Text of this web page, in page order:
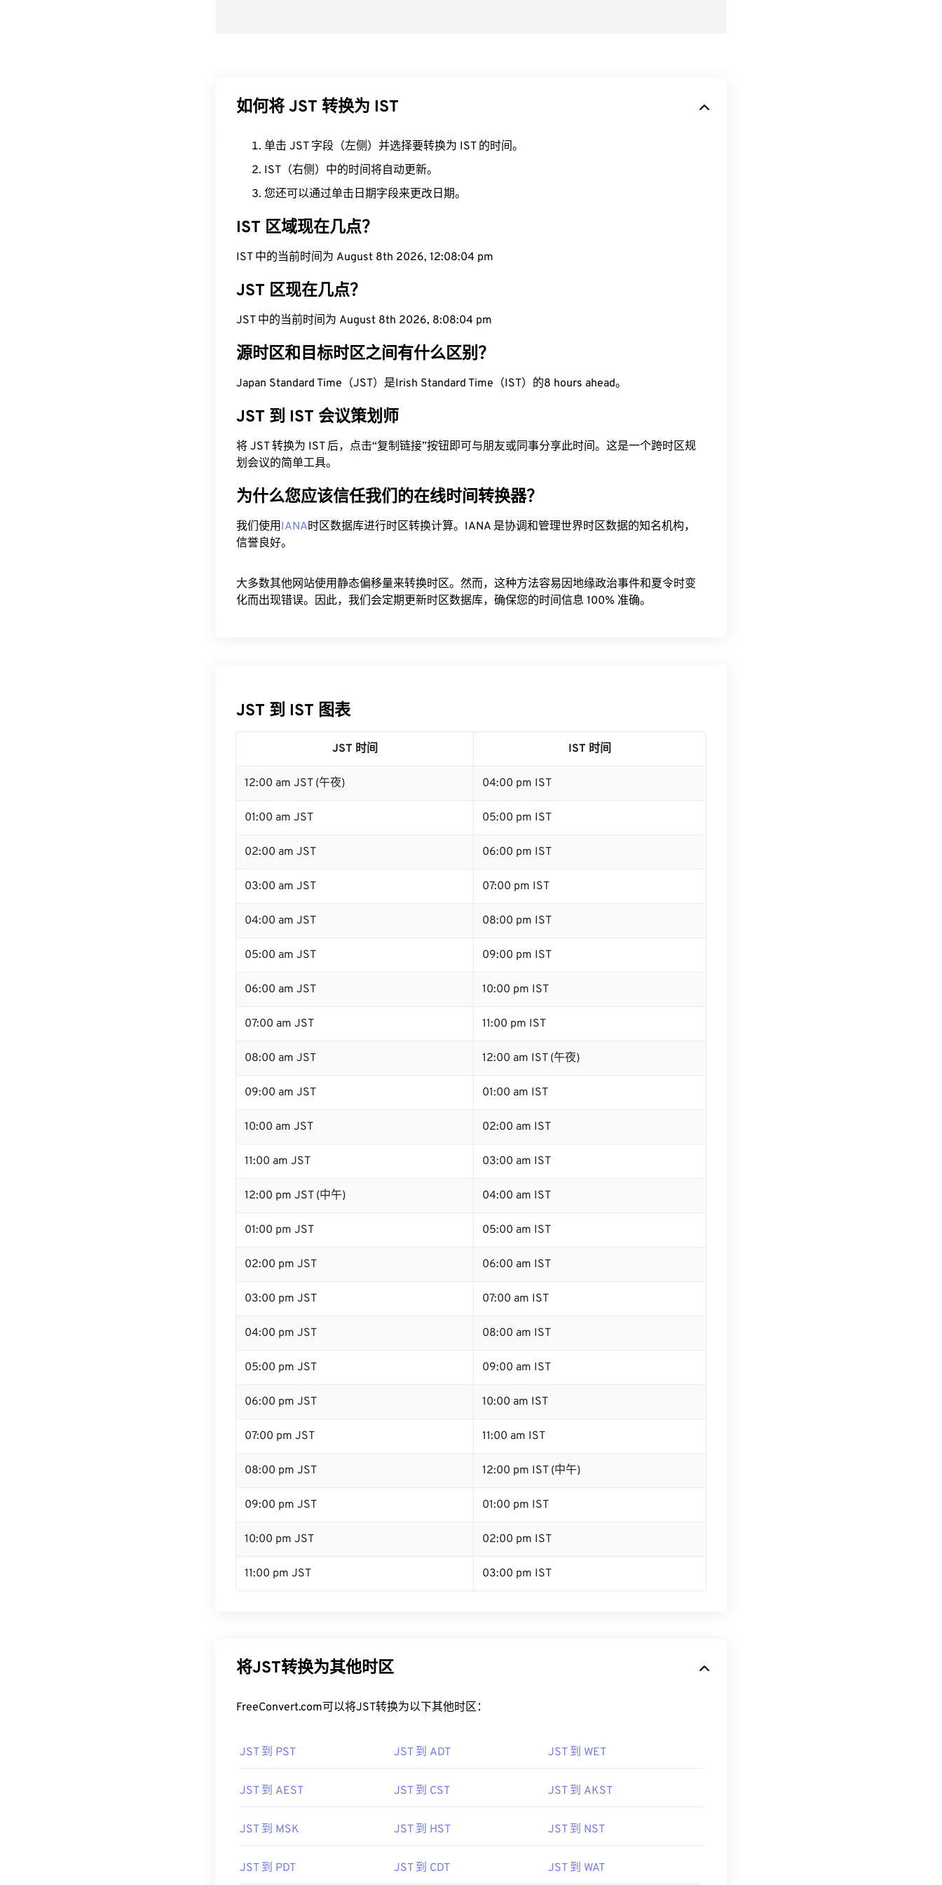
如何将 JST 转换为 IST
单击 JST 字段（左侧）并选择要转换为 IST 的时间。
IST（右侧）中的时间将自动更新。
您还可以通过单击日期字段来更改日期。
IST 区域现在几点？
IST 中的当前时间为 August 8th 2026, 12:08:05 pm
JST 区现在几点？
JST 中的当前时间为 August 8th 2026, 8:08:05 pm
源时区和目标时区之间有什么区别？
Japan Standard Time（JST）是Irish Standard Time（IST）的8 hours ahead。
JST 到 IST 会议策划师
将 JST 转换为 IST 后，点击“复制链接”按钮即可与朋友或同事分享此时间。这是一个跨时区规
划会议的简单工具。
为什么您应该信任我们的在线时间转换器？
我们使用IANA时区数据库进行时区转换计算。IANA 是协调和管理世界时区数据的知名机构，
信誉良好。
大多数其他网站使用静态偏移量来转换时区。然而，这种方法容易因地缘政治事件和夏令时变
化而出现错误。因此，我们会定期更新时区数据库，确保您的时间信息 100% 准确。
JST 到 IST 图表
JST 时间 IST 时间
12:00 am JST (午夜) 04:00 pm IST
01:00 am JST 05:00 pm IST
02:00 am JST 06:00 pm IST
03:00 am JST 07:00 pm IST
04:00 am JST 08:00 pm IST
05:00 am JST 09:00 pm IST
06:00 am JST 10:00 pm IST
07:00 am JST 11:00 pm IST
08:00 am JST 12:00 am IST (午夜)
09:00 am JST 01:00 am IST
10:00 am JST 02:00 am IST
11:00 am JST 03:00 am IST
12:00 pm JST (中午) 04:00 am IST
01:00 pm JST 05:00 am IST
02:00 pm JST 06:00 am IST
03:00 pm JST 07:00 am IST
04:00 pm JST 08:00 am IST
05:00 pm JST 09:00 am IST
06:00 pm JST 10:00 am IST
07:00 pm JST 11:00 am IST
08:00 pm JST 12:00 pm IST (中午)
09:00 pm JST 01:00 pm IST
10:00 pm JST 02:00 pm IST
11:00 pm JST 03:00 pm IST
将JST转换为其他时区
FreeConvert.com可以将JST转换为以下其他时区：
JST 到 PST JST 到 ADT JST 到 WET
JST 到 AEST JST 到 CST JST 到 AKST
JST 到 MSK JST 到 HST JST 到 NST
JST 到 PDT JST 到 CDT JST 到 WAT